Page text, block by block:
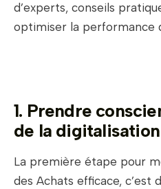
d’experts, conseils
optimiser la performance
1. Prendre
de la
La première étape pour
des Achats efficace, c’est